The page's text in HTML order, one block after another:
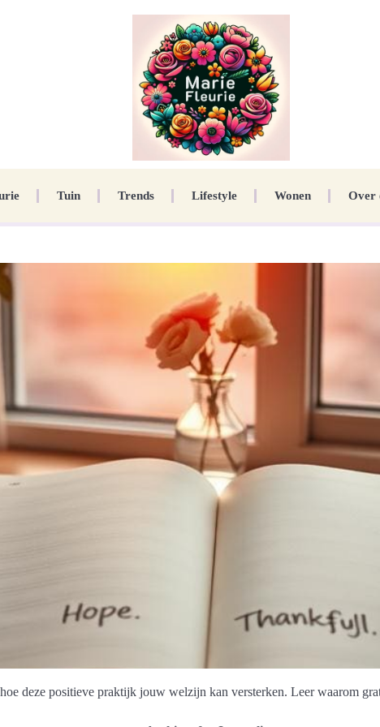
Tuin Trends Lifestyle Wonen Over
deze positieve praktijk jouw welzijn kan versterken. Leer waarom